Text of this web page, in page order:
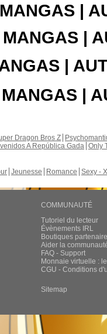
|
|
|
|
Dragon Bros Z
A República Gada Only
Jeunesse Romance Sexy -
COMMUNAUTÉ
Tutoriel du lecteur
Évènements IRL
Boutiques
Aider la
FAQ - Support
Monnaie virtuelle :
CGU - Conditions
Sitemap